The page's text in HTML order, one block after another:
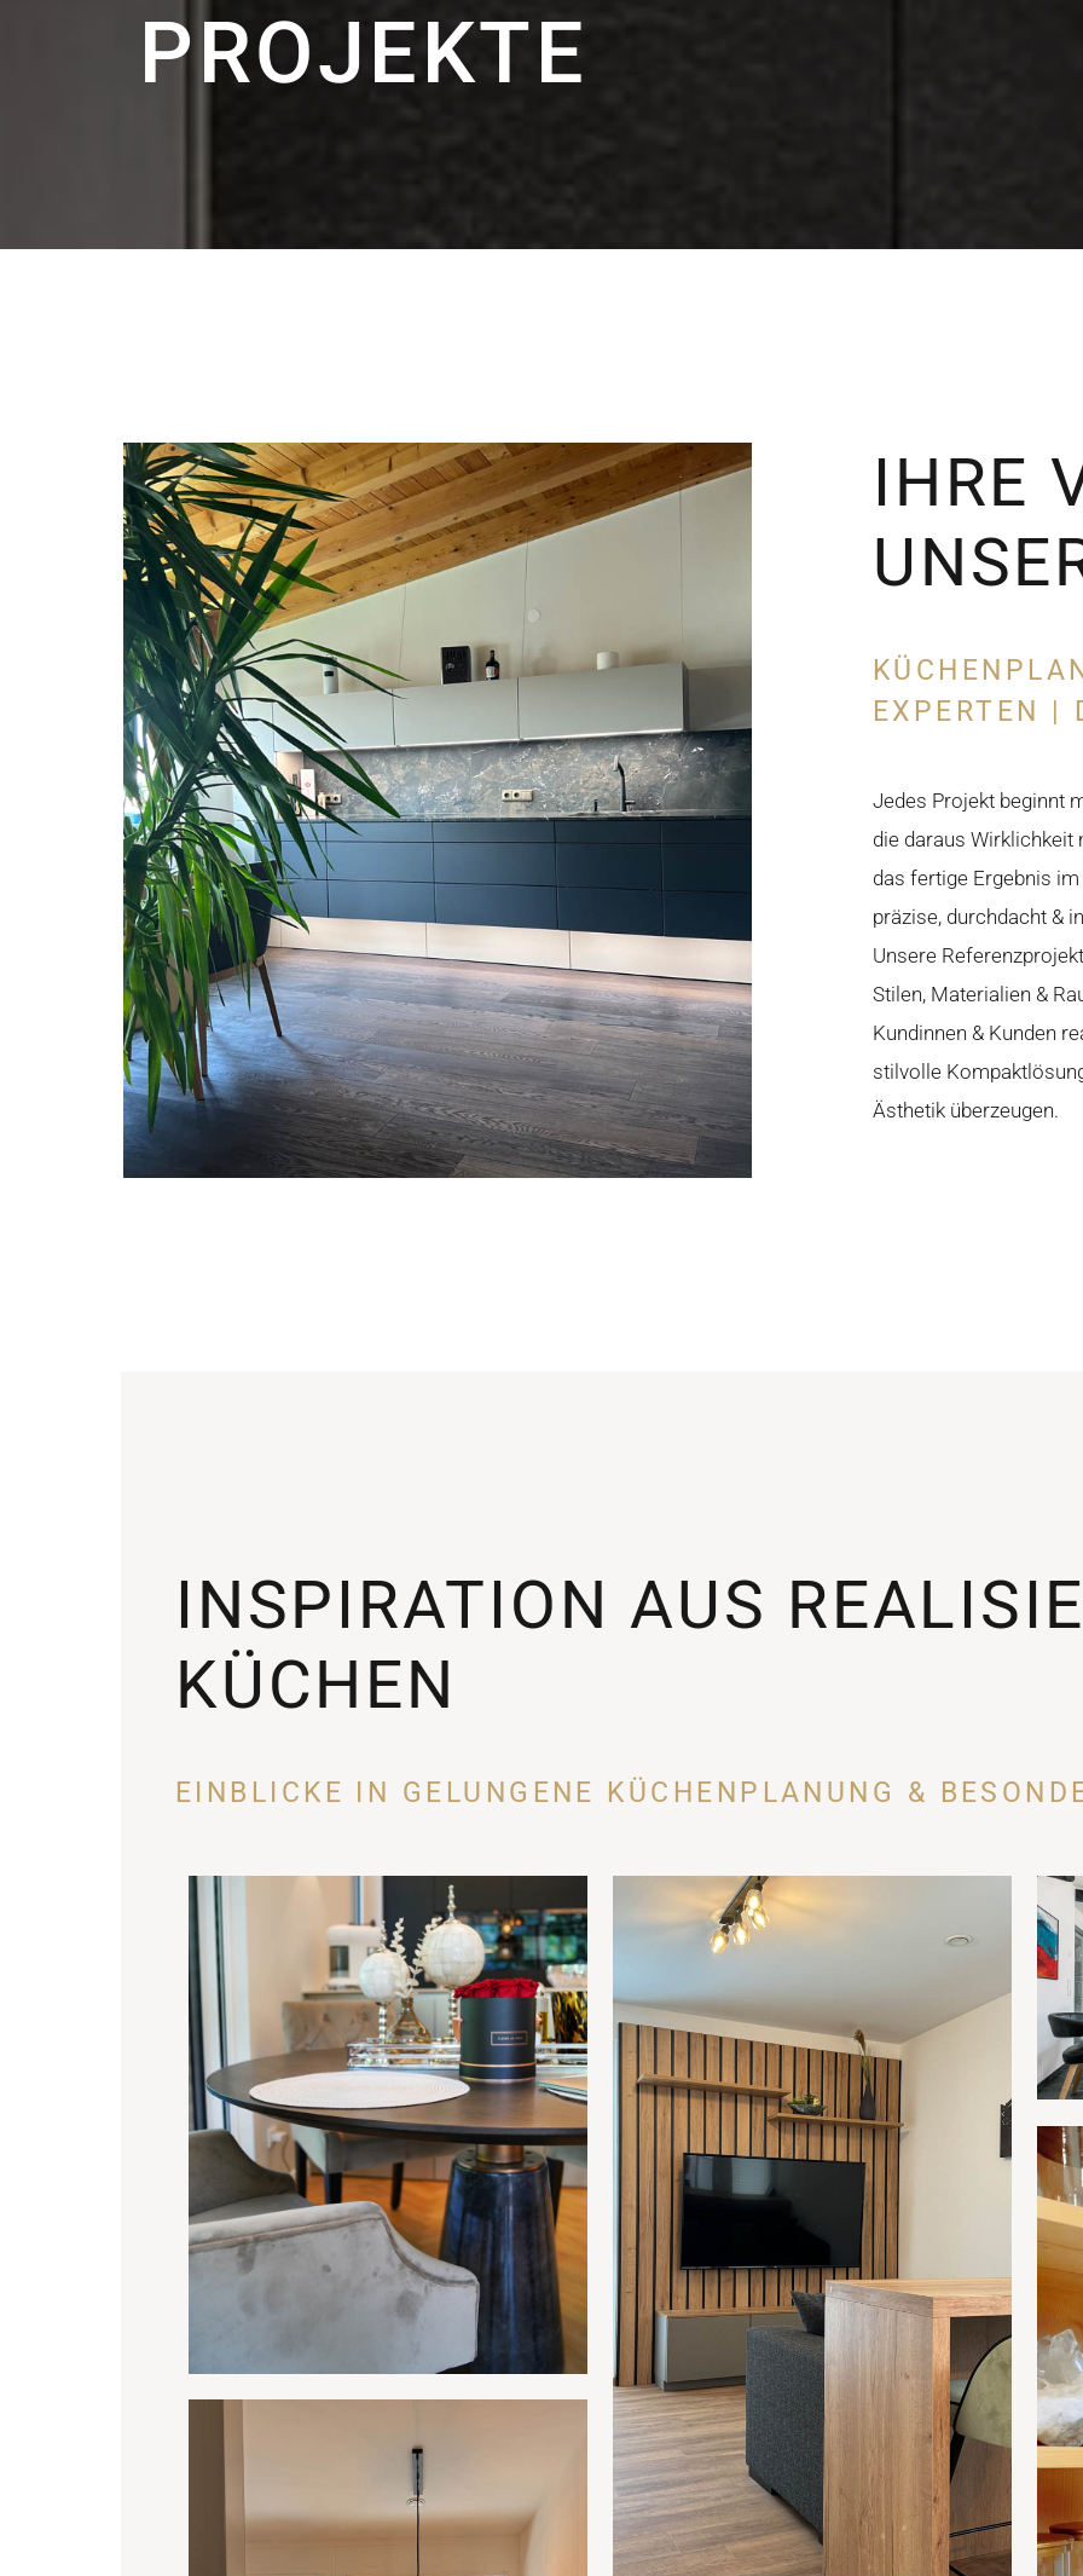
PROJEKTE
IHRE
EXPERTEN |
Jedes Projekt beginnt
die daraus Wirklichkeit
das fertige Ergebnis
präzise, durchdacht &
Unsere
Stilen, Materialien &
Kundinnen & Kunden
stilvolle
Ästhetik überzeugen.
INSPIRATION AUS
KÜCHEN
EINBLICKE IN GELUNGENE KÜCHENPLANUNG &